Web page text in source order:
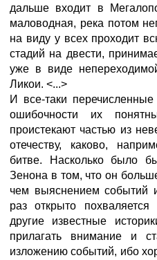
дальше входит в
маловодная, река потом
на виду у всех проходит
стадий на двести,
уже в виде
Ликои. <...>
И все-таки
ошибочности их
проистекают частью из
отечеству, каково,
битве. Насколько было
Зенона в том, что он
чем выяснением событий
раз открыто
другие известные
прилагать внимание и
изложению событий, ибо